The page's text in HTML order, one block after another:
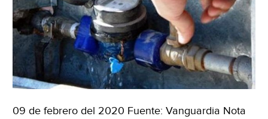
09 de febrero del 2020 Fuente: Vanguardia Nota